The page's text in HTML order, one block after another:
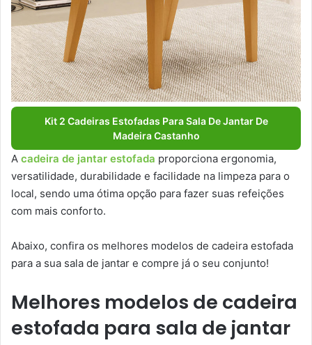
Kit 2 Cadeiras Estofadas Para Sala De Jantar De
Madeira Castanho
A cadeira de jantar estofada proporciona ergonomia,
versatilidade, durabilidade e facilidade na limpeza para o
local, sendo uma ótima opção para fazer suas refeições
com mais conforto.
Abaixo, confira os melhores modelos de cadeira estofada
para a sua sala de jantar e compre já o seu conjunto!
Melhores modelos de cadeira
estofada para sala de jantar